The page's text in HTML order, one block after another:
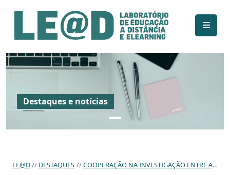
Ir para o conteúdo principal
Informações de acessibilidade
Mapa do site
Destaques e notícias
LE@D DESTAQUES COOPERAÇÃO NA INVESTIGAÇÃO ENTRE A UID LE@D-UAB E O ISCED, MOÇAMBIQUE